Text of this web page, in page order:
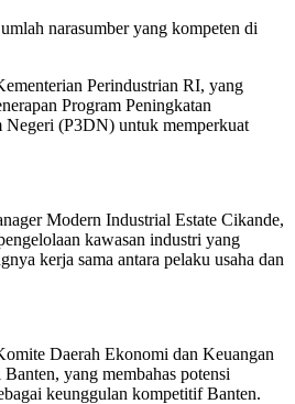
narasumber yang kompeten di
Perindustrian RI, yang
Program Peningkatan
Negeri (P3DN) untuk memperkuat
Modern Industrial Estate Cikande,
kawasan industri yang
kerja sama antara pelaku usaha dan
Daerah Ekonomi dan Keuangan
yang membahas potensi
keunggulan kompetitif Banten.